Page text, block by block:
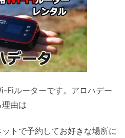
Fiルーターです。アロハデー
由は
トで予約してお好きな場所に